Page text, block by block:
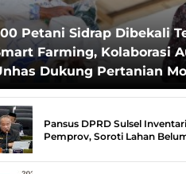
Petani Sidrap Dibekali
Farming, Kolaborasi
Dukung Pertanian
Pansus DPRD Sulsel
Pemprov, Soroti Lahan